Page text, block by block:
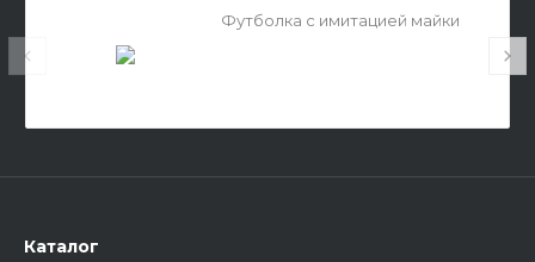
Футболка с имитацией майки
Каталог